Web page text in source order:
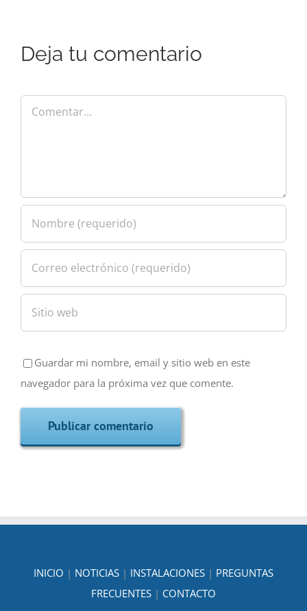
Deja tu comentario
Comentar
Guardar mi nombre, email y sitio web en este
navegador para la próxima vez que comente.
INICIO | NOTICIAS | INSTALACIONES | PREGUNTAS
FRECUENTES | CONTACTO